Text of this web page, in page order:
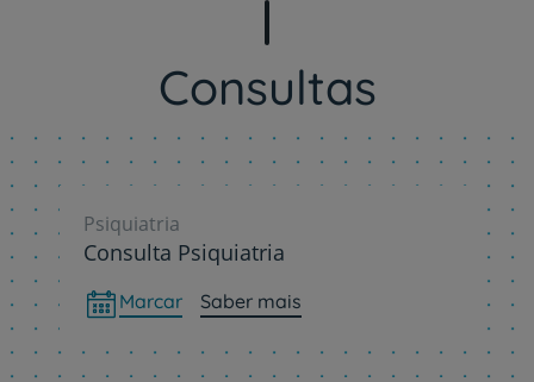
Consultas
Psiquiatria
Consulta Psiquiatria
Marcar Saber mais